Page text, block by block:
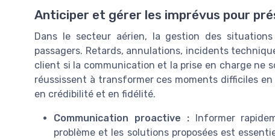
Anticiper et gérer les imprévus pour
Dans le secteur aérien, la gestion des
passagers. Retards, annulations, incidents
client si la communication et la prise en charge ne
réussissent à transformer ces moments difficiles
en crédibilité et en fidélité.
Communication proactive :Informer
problème et les solutions proposées est